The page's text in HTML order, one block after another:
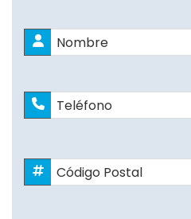
Nombre*
Teléfono
Código
Postal
*